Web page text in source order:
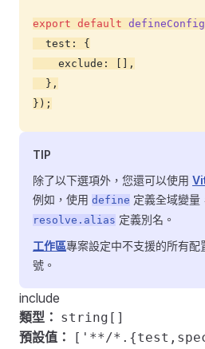
export default defineConfig
  test: {
    exclude: [],
  },
});
TIP
除了以下選項外，您還可以使用
例如，使用 define 定義全域變量
resolve.alias 定義別名。
工作區專案設定中不支援的所有配
號。
include
類型： string[]
預設值：
['**/